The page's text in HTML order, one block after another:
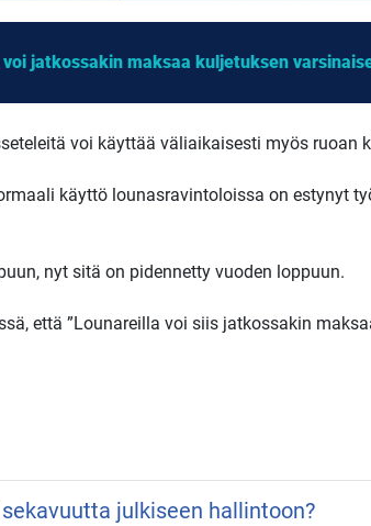
jatkossakin maksaa kuljetuksen
voi käyttää väliaikaisesti myös ruoan
käyttö lounasravintoloissa on estynyt
nyt sitä on pidennetty vuoden loppuun.
että ”Lounareilla voi siis jatkossakin
julkiseen hallintoon?